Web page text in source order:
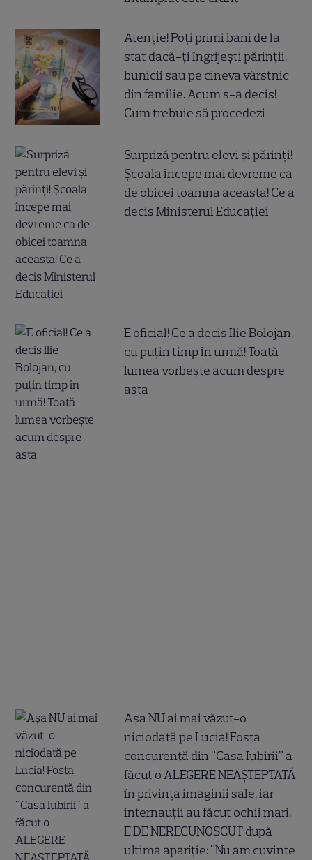
Atenție! Poți primi bani de la
stat dacă-ți îngrijești părinții,
bunicii sau pe cineva vârstnic
din familie. Acum s-a decis!
Cum trebuie să procedezi
Surpriză pentru elevi și părinți!
Școala începe mai devreme ca
de obicei toamna aceasta! Ce a
decis Ministerul Educației
E oficial! Ce a decis Ilie Bolojan,
cu puțin timp în urmă! Toată
lumea vorbește acum despre
asta
Așa NU ai mai văzut-o
niciodată pe Lucia! Fosta
concurentă din "Casa Iubirii" a
făcut o ALEGERE NEAȘTEPTATĂ
în privința imaginii sale, iar
internauții au făcut ochii mari.
E DE NERECUNOSCUT după
ultima apariție: "Nu am cuvinte